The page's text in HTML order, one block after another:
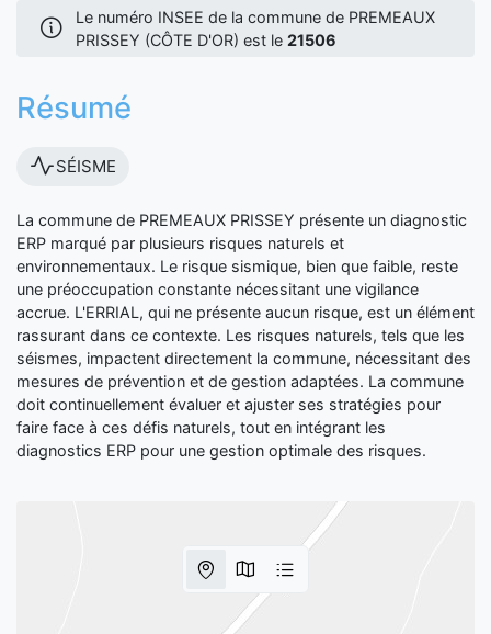
Le numéro INSEE de la commune de PREMEAUX
PRISSEY (CÔTE D'OR) est le 21506
Résumé
SÉISME
La commune de PREMEAUX PRISSEY présente un diagnostic
ERP marqué par plusieurs risques naturels et
environnementaux. Le risque sismique, bien que faible, reste
une préoccupation constante nécessitant une vigilance
accrue. L'ERRIAL, qui ne présente aucun risque, est un élément
rassurant dans ce contexte. Les risques naturels, tels que les
séismes, impactent directement la commune, nécessitant des
mesures de prévention et de gestion adaptées. La commune
doit continuellement évaluer et ajuster ses stratégies pour
faire face à ces défis naturels, tout en intégrant les
diagnostics ERP pour une gestion optimale des risques.